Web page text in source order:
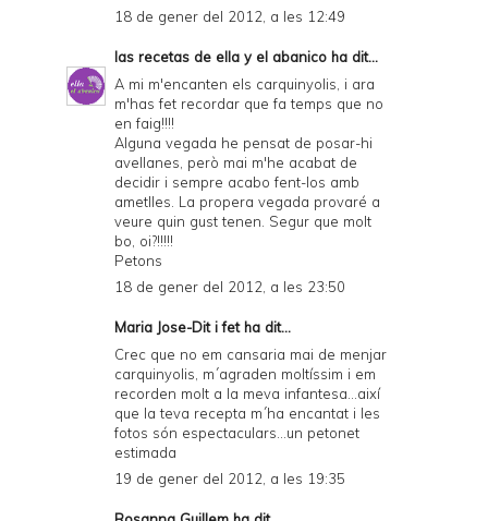
18 de gener del 2012, a les 12:49
las recetas de ella y el abanico ha dit...
A mi m'encanten els carquinyolis, i ara
m'has fet recordar que fa temps que no
en faig!!!!
Alguna vegada he pensat de posar-hi
avellanes, però mai m'he acabat de
decidir i sempre acabo fent-los amb
ametlles. La propera vegada provaré a
veure quin gust tenen. Segur que molt
bo, oi?!!!!!
Petons
18 de gener del 2012, a les 23:50
Maria Jose-Dit i fetha dit...
Crec que no em cansaria mai de menjar
carquinyolis, m´agraden moltíssim i em
recorden molt a la meva infantesa...així
que la teva recepta m´ha encantat i les
fotos són espectaculars...un petonet
estimada
19 de gener del 2012, a les 19:35